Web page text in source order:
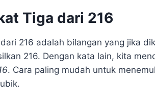
Tiga dari 216
216 adalah bilangan yang jika
216. Dengan kata lain, kita
. Cara paling mudah untuk